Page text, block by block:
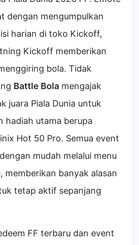
dengan mengumpulkan
harian di toko Kickoff,
Kickoff memberikan
bola. Tidak
Battle Bola mengajak
juara Piala Dunia untuk
hadiah utama berupa
Hot 50 Pro. Semua event
mudah melalui menu
memberikan banyak alasan
tetap aktif sepanjang
FF terbaru dan event